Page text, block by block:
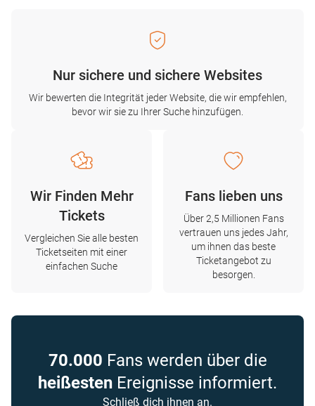
Nur sichere und sichere Websites
Wir bewerten die Integrität jeder Website, die wir empfehlen,
bevor wir sie zu Ihrer Suche hinzufügen.
Wir Finden Mehr
Tickets
Vergleichen Sie alle besten
Ticketseiten mit einer
einfachen Suche
Fans lieben uns
Über 2,5 Millionen Fans
vertrauen uns jedes Jahr,
um ihnen das beste
Ticketangebot zu
besorgen.
70.000 Fans werden über die
heißesten Ereignisse informiert.
Schließ dich ihnen an.